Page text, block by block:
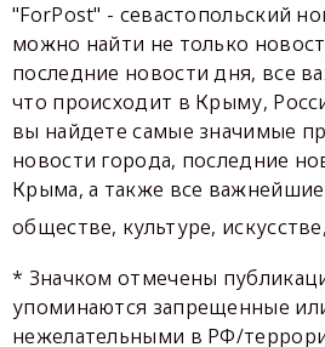
"ForPost" - севастопольский
можно найти не только
последние новости дня, все
что происходит в Крыму,
вы найдете самые значимые
новости города, последние
Крыма, а также все
обществе, культуре,
* Значком отмечены
упоминаются запрещенные
нежелательными в РФ/